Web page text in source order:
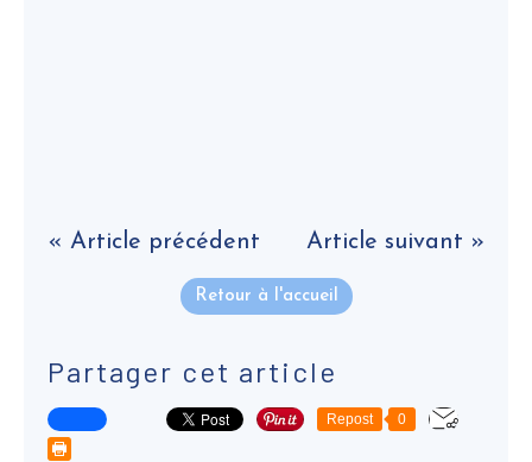
« Article précédent Article suivant »
Retour à l'accueil
Partager cet article
Repost 0